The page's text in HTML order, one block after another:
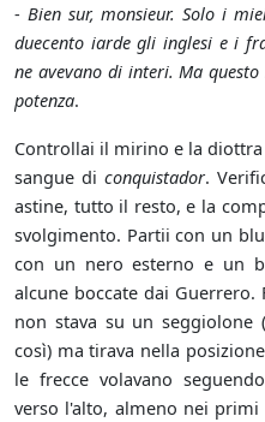
- Bien sur, monsieur. Solo i
duecento iarde gli inglesi e i
ne avevano di interi. Ma
potenza.
Controllai il mirino e la
sangue diconquistador.
astine, tutto il resto, e la
svolgimento. Partii con un
con un nero esterno e un
alcune boccate dai
non stava su un seggiolone
così) ma tirava nella
le frecce volavano
verso l'alto, almeno nei